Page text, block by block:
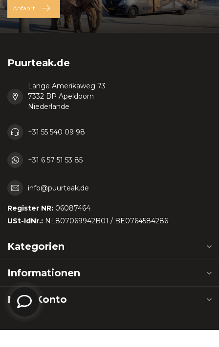
Anfahrt
Puurteak.de
Lange Amerikaweg 73
7332 BP Apeldoorn
Niederlande
+31 55 540 09 98
+31 6 57 51 53 85
info@puurteak.de
Register NR: 06087464
USt-IdNr.: NL807069942B01 / BE0764584286
Kategorien
Informationen
Mein Konto